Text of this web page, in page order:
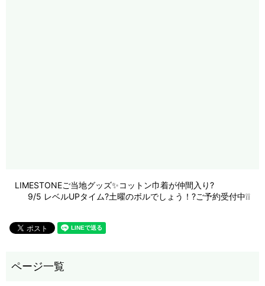
LIMESTONEご当地グッズ✨コットン巾着が仲間入り?
9/5 レベルUPタイム?土曜のボルでしょう！?ご予約受付中❕❕